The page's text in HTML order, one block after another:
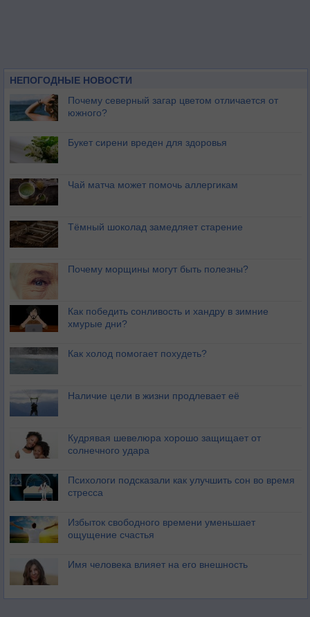
НЕПОГОДНЫЕ НОВОСТИ
Почему северный загар цветом отличается от
южного?
Букет сирени вреден для здоровья
Чай матча может помочь аллергикам
Тёмный шоколад замедляет старение
Почему морщины могут быть полезны?
Как победить сонливость и хандру в зимние
хмурые дни?
Как холод помогает похудеть?
Наличие цели в жизни продлевает её
Кудрявая шевелюра хорошо защищает от
солнечного удара
Психологи подсказали как улучшить сон во время
стресса
Избыток свободного времени уменьшает
ощущение счастья
Имя человека влияет на его внешность